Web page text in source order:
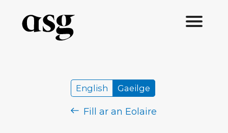
English Gaeilge
Fill ar an Eolaire